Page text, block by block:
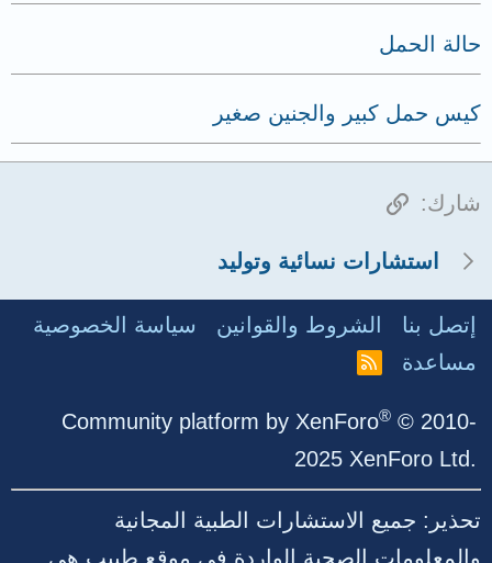
حالة الحمل
كيس حمل كبير والجنين صغير
شارك: الرابط
استشارات نسائية وتوليد
إتصل بنا الشروط والقوانين
سياسة الخصوصية
مساعدة
R
Community platform by XenForo® © 2010-
2025 XenForo Ltd.
تحذير: جميع الاستشارات الطبية المجانية
والمعلومات الصحية الواردة في موقع طبيب هي